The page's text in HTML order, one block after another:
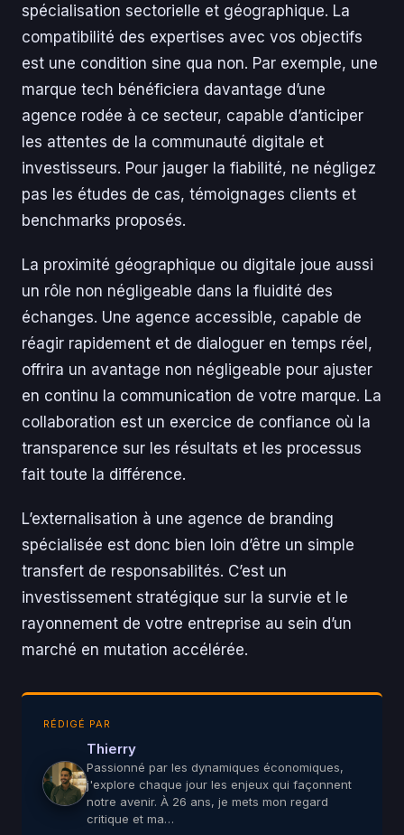
spécialisation sectorielle et géographique. La
compatibilité des expertises avec vos objectifs
est une condition sine qua non. Par exemple, une
marque tech bénéficiera davantage d’une
agence rodée à ce secteur, capable d’anticiper
les attentes de la communauté digitale et
investisseurs. Pour jauger la fiabilité, ne négligez
pas les études de cas, témoignages clients et
benchmarks proposés.
La proximité géographique ou digitale joue aussi
un rôle non négligeable dans la fluidité des
échanges. Une agence accessible, capable de
réagir rapidement et de dialoguer en temps réel,
offrira un avantage non négligeable pour ajuster
en continu la communication de votre marque. La
collaboration est un exercice de confiance où la
transparence sur les résultats et les processus
fait toute la différence.
L’externalisation à une agence de branding
spécialisée est donc bien loin d’être un simple
transfert de responsabilités. C’est un
investissement stratégique sur la survie et le
rayonnement de votre entreprise au sein d’un
marché en mutation accélérée.
RÉDIGÉ PAR
Thierry
Passionné par les dynamiques économiques,
j'explore chaque jour les enjeux qui façonnent
notre avenir. À 26 ans, je mets mon regard
critique et ma…